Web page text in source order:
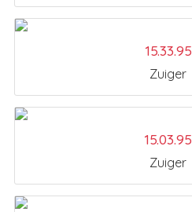
15.33.95
Zuiger
15.03.95
Zuiger